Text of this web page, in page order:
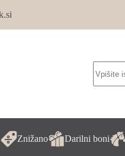
results
Znižano Darilni boni